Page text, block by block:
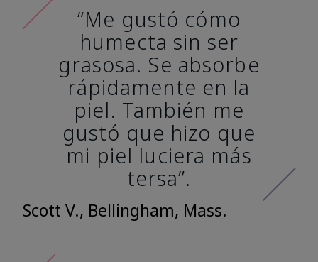
“Me gustó cómo
humecta sin ser
grasosa. Se absorbe
rápidamente en la
piel. También me
gustó que hizo que
mi piel luciera más
tersa”.
Scott V., Bellingham, Mass.